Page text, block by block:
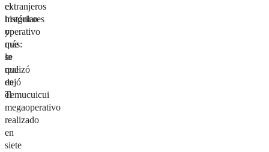
extranjeros
irregulares
y
más:
lo
que
dejó
el
megaoperativo
realizado
en
siete
el
histórico
operativo
que
se
realizó
en
Temucuicui